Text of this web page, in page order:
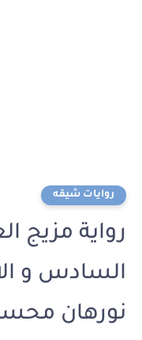
روايات شيقه
رواية مزيج
نورهان